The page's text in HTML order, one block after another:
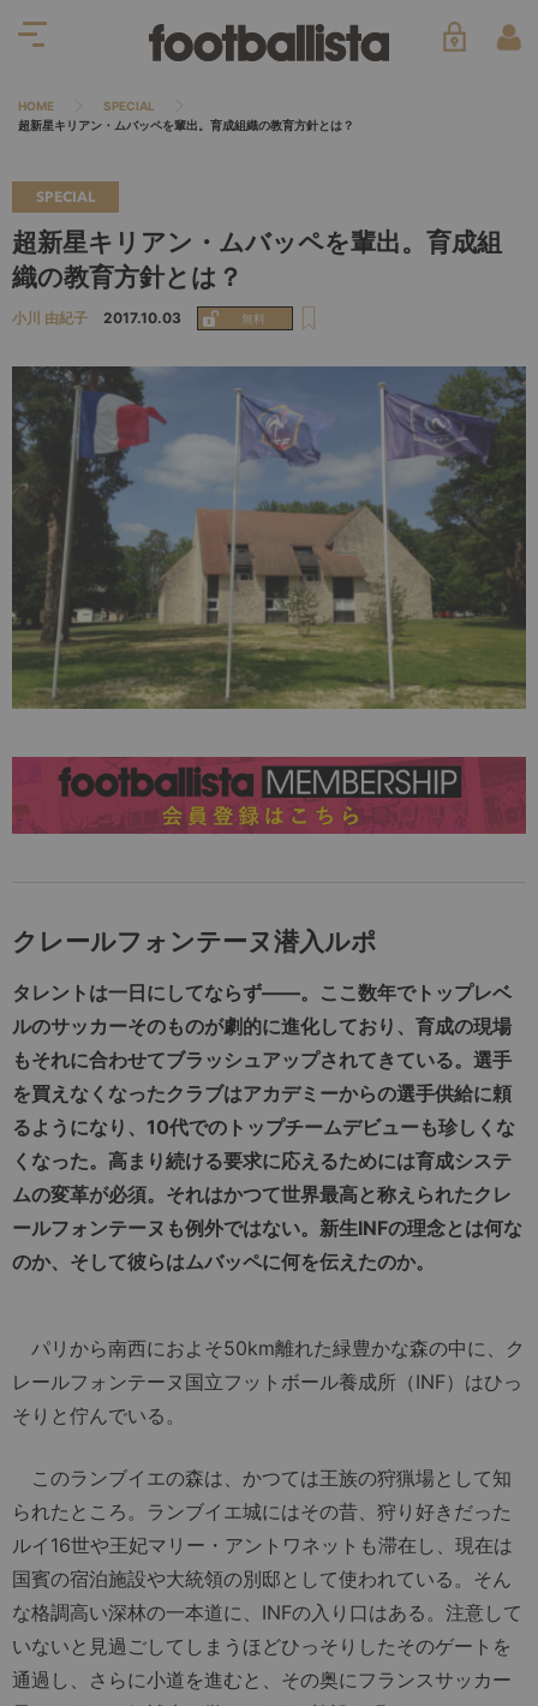
HOME
SPECIAL
超新星キリアン・ムバッペを輩出。育成組織の教育方針とは？
SPECIAL
超新星キリアン・ムバッペを輩出。育成組
織の教育方針とは？
小川 由紀子 2017.10.03
クレールフォンテーヌ潜入ルポ
タレントは一日にしてならず――。ここ数年でトップレベ
ルのサッカーそのものが劇的に進化しており、育成の現場
もそれに合わせてブラッシュアップされてきている。選手
を買えなくなったクラブはアカデミーからの選手供給に頼
るようになり、10代でのトップチームデビューも珍しくな
くなった。高まり続ける要求に応えるためには育成システ
ムの変革が必須。それはかつて世界最高と称えられたクレ
ールフォンテーヌも例外ではない。新生INFの理念とは何な
のか、そして彼らはムバッペに何を伝えたのか。
パリから南西におよそ50km離れた緑豊かな森の中に、ク
レールフォンテーヌ国立フットボール養成所（INF）はひっ
そりと佇んでいる。
このランブイエの森は、かつては王族の狩猟場として知
られたところ。ランブイエ城にはその昔、狩り好きだった
ルイ16世や王妃マリー・アントワネットも滞在し、現在は
国賓の宿泊施設や大統領の別邸として使われている。そん
な格調高い深林の一本道に、INFの入り口はある。注意して
いないと見過ごしてしまうほどひっそりしたそのゲートを
通過し、さらに小道を進むと、その奥にフランスサッカー